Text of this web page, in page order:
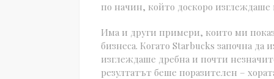
по начин, който доскоро
Има и други примери, които ми
бизнеса. Когато Starbucks започна да
изглеждаше дребна и почти
резултатът беше поразителен –